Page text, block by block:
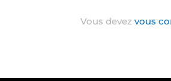
Vous devezvous